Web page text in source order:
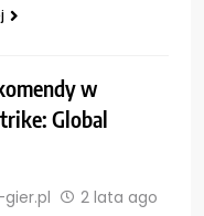
w
Global
2 lata ago